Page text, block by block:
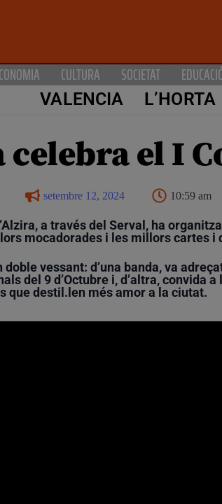
CULTURA SOCIETAT
VALENCIA L’HORTA
el I
setembre 12, 2024 10:59 am
a través del Serval, ha
mocadorades i les millors cartes i
doble vessant: d’una banda, va
del 9 d’Octubre i, d’altra, convida
que destil.len més amor a la ciutat.